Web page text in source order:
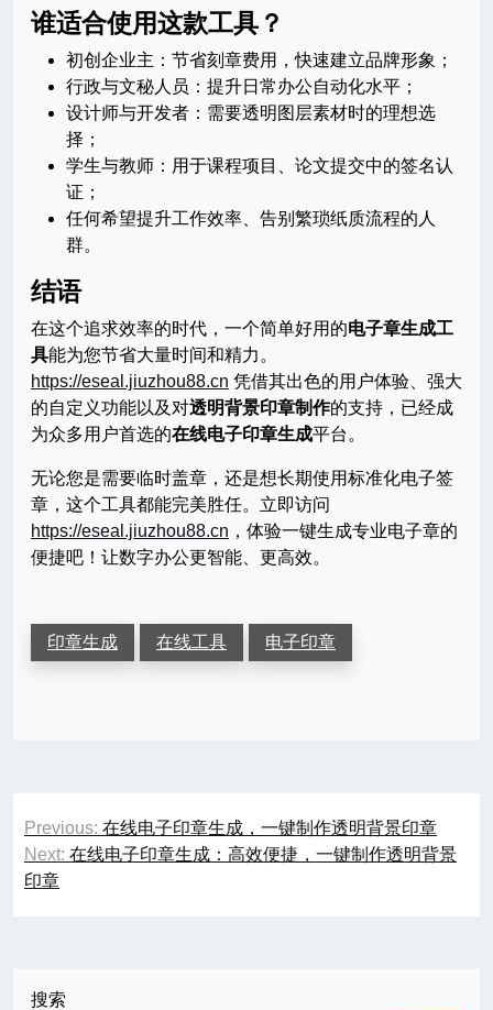
谁适合使用这款工具？
初创企业主：节省刻章费用，快速建立品牌形象；
行政与文秘人员：提升日常办公自动化水平；
设计师与开发者：需要透明图层素材时的理想选
择；
学生与教师：用于课程项目、论文提交中的签名认
证；
任何希望提升工作效率、告别繁琐纸质流程的人
群。
结语
在这个追求效率的时代，一个简单好用的电子章生成工
具能为您节省大量时间和精力。
https://eseal.jiuzhou88.cn 凭借其出色的用户体验、强大
的自定义功能以及对透明背景印章制作的支持，已经成
为众多用户首选的在线电子印章生成平台。
无论您是需要临时盖章，还是想长期使用标准化电子签
章，这个工具都能完美胜任。立即访问
https://eseal.jiuzhou88.cn ，体验一键生成专业电子章的
便捷吧！让数字办公更智能、更高效。
印章生成 在线工具 电子印章
文
章
导
Previous: 在线电子印章生成，一键制作透明背景印章
Next: 在线电子印章生成：高效便捷，一键制作透明背景
印章
搜索